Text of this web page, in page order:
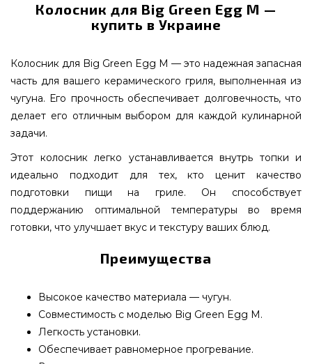
Колосник для Big Green Egg M —
купить в Украине
Колосник для Big Green Egg M — это надежная запасная
часть для вашего керамического гриля, выполненная из
чугуна. Его прочность обеспечивает долговечность, что
делает его отличным выбором для каждой кулинарной
задачи.
Этот колосник легко устанавливается внутрь топки и
идеально подходит для тех, кто ценит качество
подготовки пищи на гриле. Он способствует
поддержанию оптимальной температуры во время
готовки, что улучшает вкус и текстуру ваших блюд.
Преимущества
Высокое качество материала — чугун.
Совместимость с моделью Big Green Egg M.
Легкость установки.
Обеспечивает равномерное прогревание.